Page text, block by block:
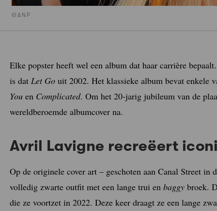
©ANP
Elke popster heeft wel een album dat haar carrière
is dat Let Go uit 2002. Het klassieke album bevat enkele
You en Complicated. Om het 20-jarig jubileum van de
wereldberoemde albumcover na.
Avril Lavigne recreëert
Op de originele cover art – geschoten aan Canal Street in
volledig zwarte outfit met een lange trui en baggy broek.
die ze voortzet in 2022. Deze keer draagt ze een lange